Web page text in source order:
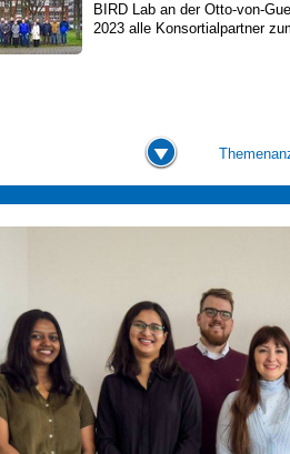
BIRD Lab an der Otto-von-
2023 alle Konsortialpartner